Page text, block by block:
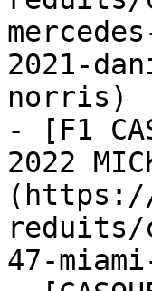
2021-
norris)
- [F1
2022
(https://
reduits/
47-